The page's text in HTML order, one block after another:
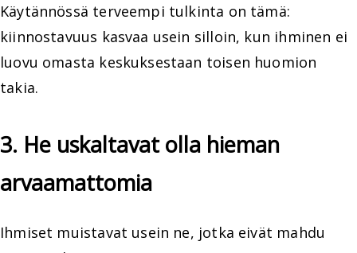
Käytännössä terveempi tulkinta on tämä:
kiinnostavuus kasvaa usein silloin, kun ihminen ei
luovu omasta keskuksestaan toisen huomion
takia.
3. He uskaltavat olla hieman
arvaamattomia
Ihmiset muistavat usein ne, jotka eivät mahdu